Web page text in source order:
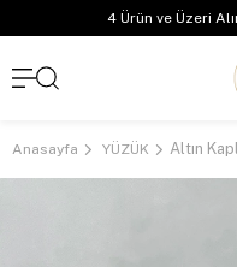
4 Ürün ve Üzeri
Anasayfa YÜZÜK Altın